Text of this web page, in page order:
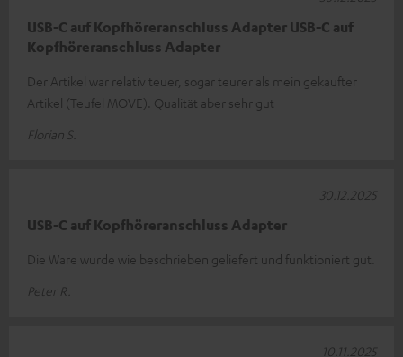
USB-C auf Kopfhöreranschluss Adapter USB-C auf
Kopfhöreranschluss Adapter
Der Artikel war relativ teuer, sogar teurer als mein gekaufter
Artikel (Teufel MOVE). Qualität aber sehr gut
Florian S.
USB-C auf Kopfhöreranschluss Adapter
Die Ware wurde wie beschrieben geliefert und funktioniert gut.
Peter R.
30.12.2025
10.11.2025